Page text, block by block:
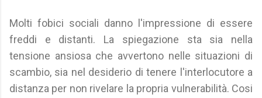
Molti fobici sociali danno l'impressione di essere
freddi e distanti. La spiegazione sta sia nella
tensione ansiosa che avvertono nelle situazioni di
scambio, sia nel desiderio di tenere l'interlocutore a
distanza per non rivelare la propria vulnerabilità. Cosi